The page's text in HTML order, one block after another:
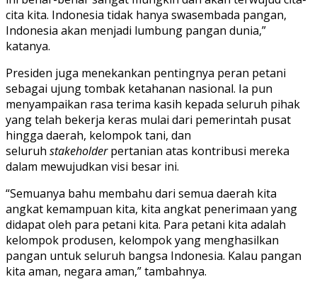
cita kita. Indonesia tidak hanya swasembada pangan,
Indonesia akan menjadi lumbung pangan dunia,”
katanya.
Presiden juga menekankan pentingnya peran petani
sebagai ujung tombak ketahanan nasional. Ia pun
menyampaikan rasa terima kasih kepada seluruh pihak
yang telah bekerja keras mulai dari pemerintah pusat
hingga daerah, kelompok tani, dan
seluruh stakeholderpertanian atas kontribusi mereka
dalam mewujudkan visi besar ini.
“Semuanya bahu membahu dari semua daerah kita
angkat kemampuan kita, kita angkat penerimaan yang
didapat oleh para petani kita. Para petani kita adalah
kelompok produsen, kelompok yang menghasilkan
pangan untuk seluruh bangsa Indonesia. Kalau pangan
kita aman, negara aman,” tambahnya.